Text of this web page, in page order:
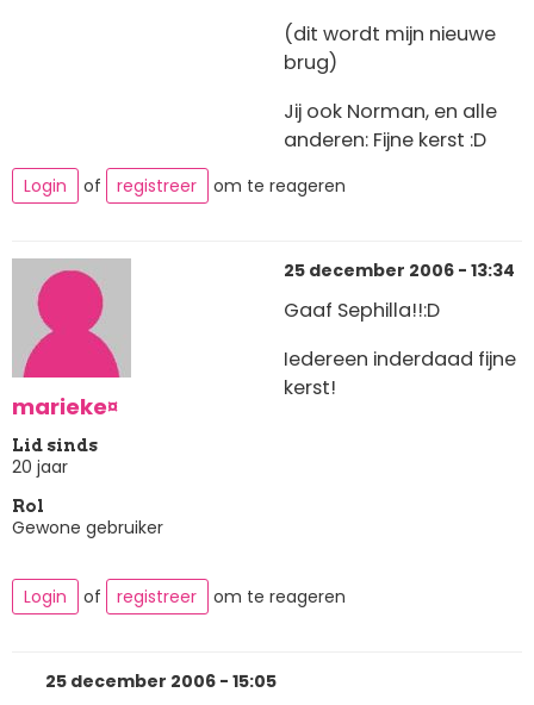
(dit wordt mijn nieuwe
brug)
Jij ook Norman, en alle
anderen: Fijne kerst :D
Login of registreer om te reageren
marieke¤
Lid sinds
20 jaar
Rol
Gewone gebruiker
25 december 2006 - 13:34
Gaaf Sephilla!!:D
Iedereen inderdaad fijne
kerst!
Login of registreer om te reageren
25 december 2006 - 15:05